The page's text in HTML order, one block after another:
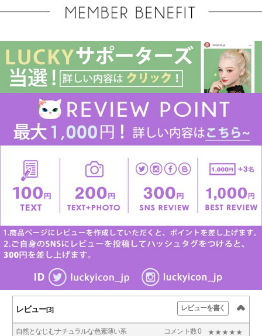
レビュー[3]
自然となじむナチュラルな色素薄い系
コメント数 0
レビューを書く